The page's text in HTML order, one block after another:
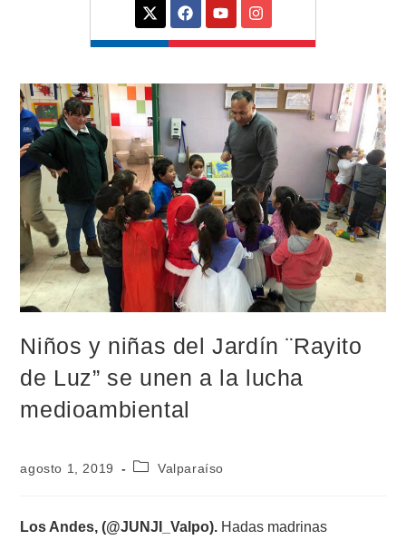
Niños y niñas del Jardín ¨Rayito
de Luz” se unen a la lucha
medioambiental
agosto 1, 2019 Valparaíso
Los Andes, (@JUNJI_Valpo). Hadas madrinas